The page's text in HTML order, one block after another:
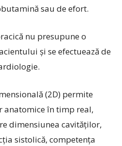
sau de efort.
nu presupune o
și se efectuează de
(2D) permite
în timp real,
dimensiunea cavităților,
sistolică, competența